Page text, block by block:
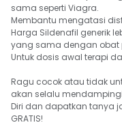
sama seperti Viagra.
Membantu mengatasi
Harga Sildenafil generik
yang sama dengan obat
Untuk dosis awal terapi
Ragu cocok atau tidak
akan selalu
Diri dan dapatkan tanya
GRATIS!